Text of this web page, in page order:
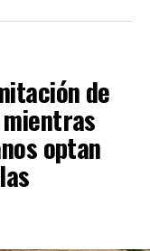
de
optan